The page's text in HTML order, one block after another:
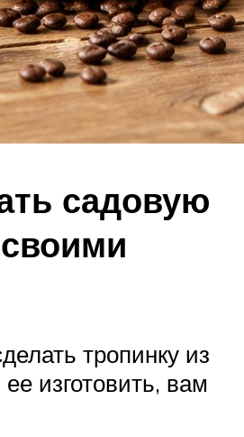
садовую
тропинку из
изготовить, вам